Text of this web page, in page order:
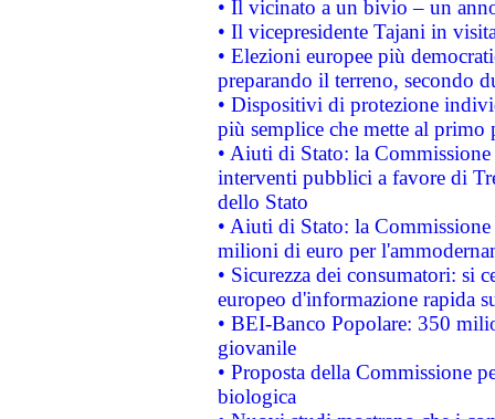
• Il vicinato a un bivio – un
• Il vicepresidente Tajani in
• Elezioni europee più
preparando il terreno, secondo
• Dispositivi di protezione
più semplice che mette al primo
• Aiuti di Stato: la
interventi pubblici a favore di
dello Stato
• Aiuti di Stato: la
milioni di euro per
• Sicurezza dei consumatori: si
europeo d'informazione rapida
• BEI-Banco Popolare: 350
giovanile
• Proposta della Commissione
biologica